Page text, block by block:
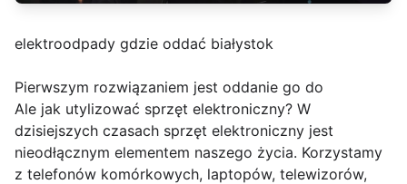
elektroodpady gdzie oddać białystok
Pierwszym rozwiązaniem jest oddanie go do
Ale jak utylizować sprzęt elektroniczny? W
dzisiejszych czasach sprzęt elektroniczny jest
nieodłącznym elementem naszego życia. Korzystamy
z telefonów komórkowych, laptopów, telewizorów,